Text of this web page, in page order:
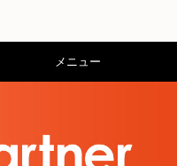
メニュー